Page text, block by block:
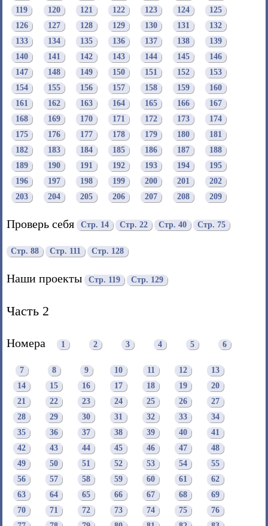
119
120 121 122 123 124
125
126
127 128 129 130 131
132
133
134 135 136 137 138
139
140
141 142 143 144 145
146
147
148 149 150 151 152
153
154
155 156 157 158 159
160
161
162 163 164 165 166
167
168
169 170 171 172 173
174
175
176 177 178 179 180
181
182
183 184 185 186 187
188
189
190 191 192 193 194
195
196
197 198 199 200 201
202
203
204 205 206 207 208 209
Проверь себя Стр. 14 Стр. 22 Стр. 40 Стр. 75
Стр. 88 Стр. 111 Стр. 128
Наши проекты Стр. 119 Стр. 129
Часть 2
Номера 1 2 3 4 5 6
7 8 9 10 11 12
13
14
15 16 17 18 19
20
21
22 23 24 25 26
27
28
29 30 31 32 33
34
35
36 37 38 39 40
41
42
43 44 45 46 47
48
49
50 51 52 53 54
55
56
57 58 59 60 61
62
63
64 65 66 67 68
69
70
71 72 73 74 75
76